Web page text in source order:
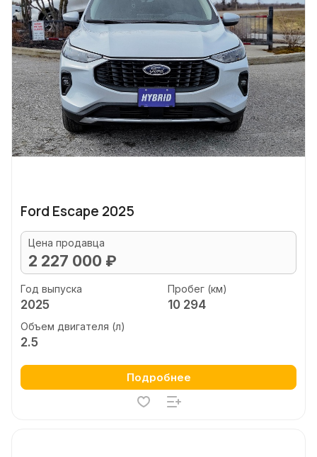
Ford Escape 2025
Цена продавца
2 227 000 ₽
Год выпуска
2025
Пробег (км)
10 294
Объем двигателя (л)
2.5
Подробнее